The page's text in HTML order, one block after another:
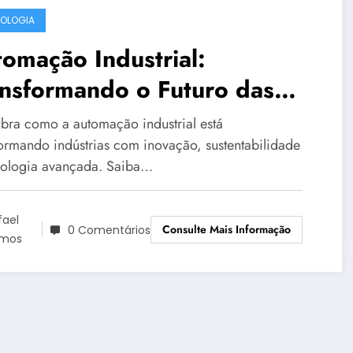
Industrial:
o Futuro das
como a automação industrial está
indústrias com inovação, sustentabilidade
avançada. Saiba…
0 Comentários Consulte Mais Informação